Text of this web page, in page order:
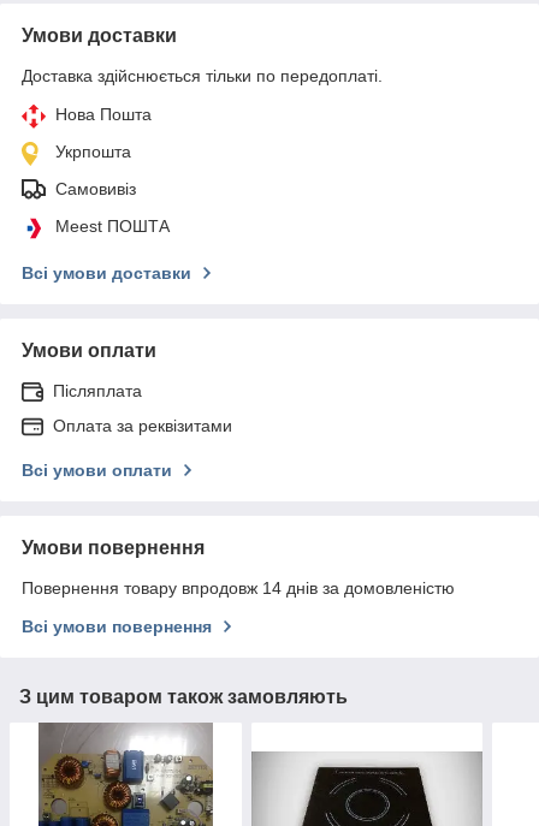
Умови доставки
Доставка здійснюється тільки по передоплаті.
Нова Пошта
Укрпошта
Самовивіз
Meest ПОШТА
Всі умови доставки
Умови оплати
Післяплата
Оплата за реквізитами
Всі умови оплати
Умови повернення
Повернення товару впродовж 14 днів за домовленістю
Всі умови повернення
З цим товаром також замовляють